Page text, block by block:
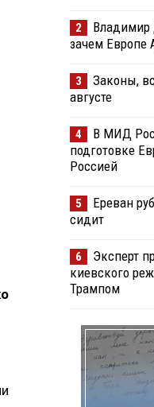
2
Владимир
зачем Европе
3
Законы,
августе
4
В МИД
подготовке
Россией
5
Ереван
сидит
6
Эксперт
киевского
Трампом